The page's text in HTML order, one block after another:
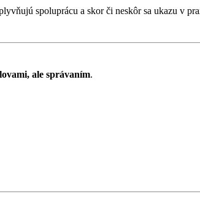
spoluprácu a skor či neskôr sa ukazu v
ale správaním.